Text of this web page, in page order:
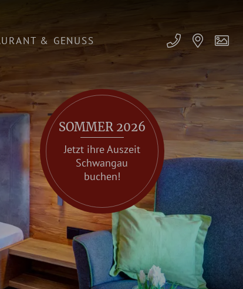
& GENUSS
SOMMER 2026
Jetzt ihre Auszeit
Schwangau
buchen!